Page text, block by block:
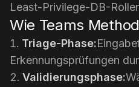
Least-Privilege-DB-
Wie Teams
Triage-Phase:
Erkennungsprüfungen
Validierungsphase: